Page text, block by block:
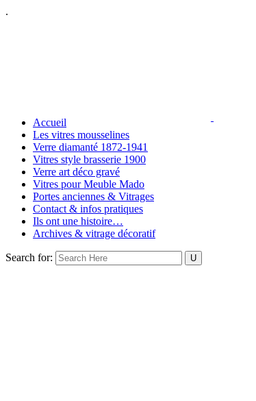
.
Accueil
Les vitres mousselines
Verre diamanté 1872-1941
Vitres style brasserie 1900
Verre art déco gravé
Vitres pour Meuble Mado
Portes anciennes & Vitrages
Contact & infos pratiques
Ils ont une histoire…
Archives & vitrage décoratif
Search for: